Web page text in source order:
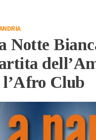
Notte
l’Afro Club